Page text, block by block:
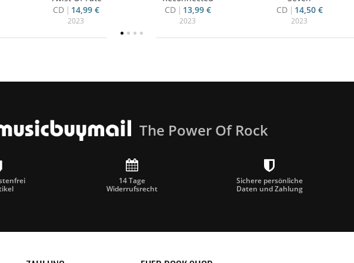
CD
14,99 €
2023
CD
13,99 €
2023
CD
14,50 €
2023
The Power Of Rock
14 Tage
Widerrufsrecht
Sichere persönliche
Daten und Zahlung